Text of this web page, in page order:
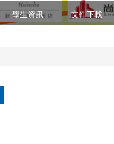
學生資訊 文件下載